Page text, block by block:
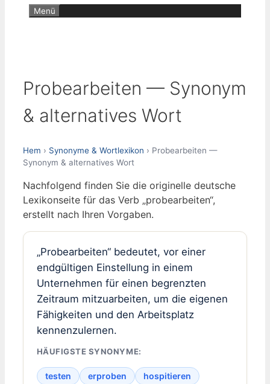
Menü
Probearbeiten — Synonym
& alternatives Wort
Hem › Synonyme & Wortlexikon › Probearbeiten —
Synonym & alternatives Wort
Nachfolgend finden Sie die originelle deutsche
Lexikonseite für das Verb „probearbeiten“,
erstellt nach Ihren Vorgaben.
„Probearbeiten“ bedeutet, vor einer
endgültigen Einstellung in einem
Unternehmen für einen begrenzten
Zeitraum mitzuarbeiten, um die eigenen
Fähigkeiten und den Arbeitsplatz
kennenzulernen.
HÄUFIGSTE SYNONYME:
testen erproben
hospitieren